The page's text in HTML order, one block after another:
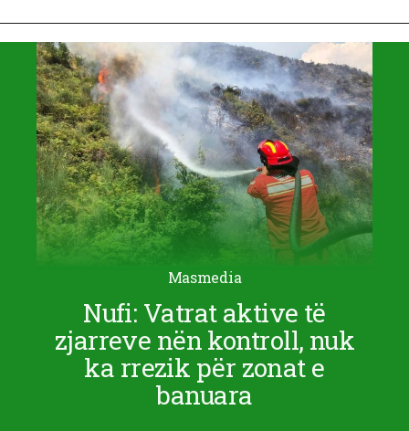
Masmedia
Nufi: Vatrat aktive të
zjarreve nën kontroll, nuk
ka rrezik për zonat e
banuara